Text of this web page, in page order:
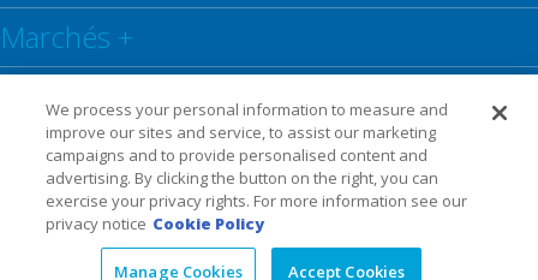
Marchés +
Centre de ressources
Social+
We process your personal information to measure and
improve our sites and service, to assist our marketing
campaigns and to provide personalised content and
advertising. By clicking the button on the right, you can
exercise your privacy rights. For more information see our
privacy notice Cookie Policy
Manage Cookies Accept Cookies